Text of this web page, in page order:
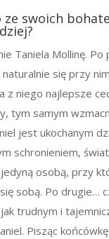
ze swoich
Taniela Mollinę. Po
się przy
z niego najlepsze
tym samym
jest ukochanym
schronieniem,
osobą, przy
sobą. Po drugie…
trudnym i
Pisząc